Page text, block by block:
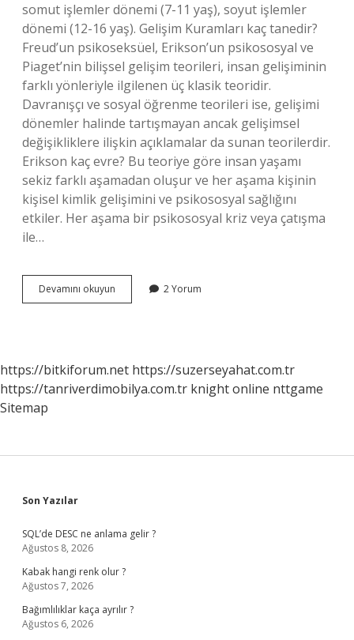
somut işlemler dönemi (7-11 yaş), soyut işlemler
dönemi (12-16 yaş). Gelişim Kuramları kaç tanedir?
Freud’un psikoseksüel, Erikson’un psikososyal ve
Piaget’nin bilişsel gelişim teorileri, insan gelişiminin
farklı yönleriyle ilgilenen üç klasik teoridir.
Davranışçı ve sosyal öğrenme teorileri ise, gelişimi
dönemler halinde tartışmayan ancak gelişimsel
değişikliklere ilişkin açıklamalar da sunan teorilerdir.
Erikson kaç evre? Bu teoriye göre insan yaşamı
sekiz farklı aşamadan oluşur ve her aşama kişinin
kişisel kimlik gelişimini ve psikososyal sağlığını
etkiler. Her aşama bir psikososyal kriz veya çatışma
ile…
Devamını okuyun
Evre
2 Yorum
https://bitkiforum.net https://suzerseyahat.com.tr
https://tanriverdimobilya.com.tr knight online nttgame
Sitemap
Sidebar
Son Yazılar
SQL’de DESC ne anlama gelir ?
Ağustos 8, 2026
Kabak hangi renk olur ?
Ağustos 7, 2026
Bağımlılıklar kaça ayrılır ?
Ağustos 6, 2026